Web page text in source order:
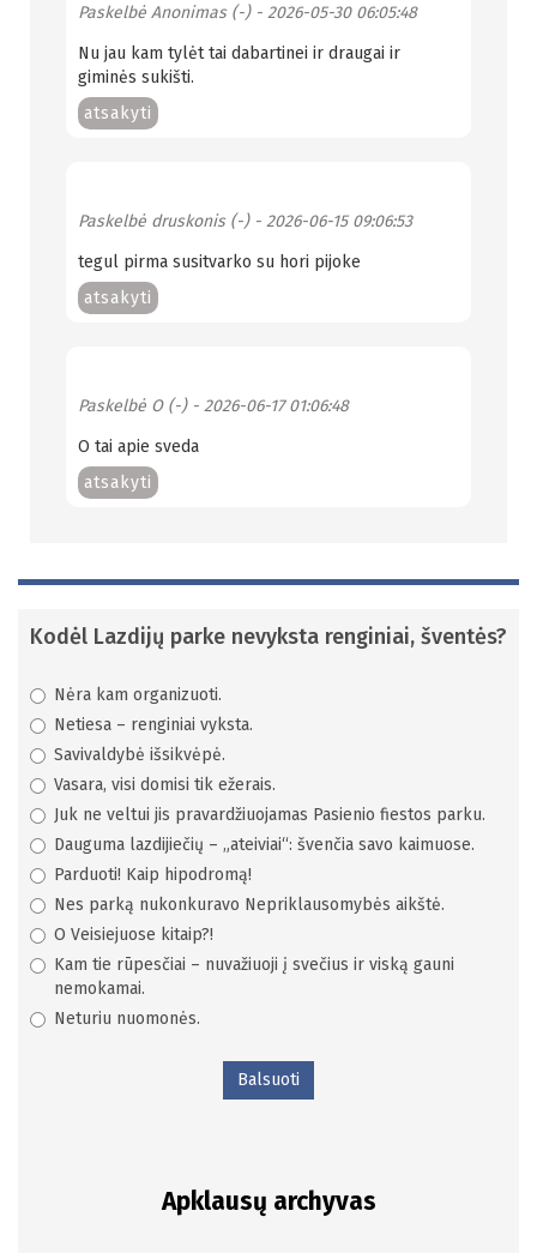
Paskelbė Anonimas (-)- 2026-05-30 06:05:48
Nu jau kam tylėt tai dabartinei ir draugai ir
giminės sukišti.
atsakyti
Paskelbė druskonis (-)- 2026-06-15 09:06:53
tegul pirma susitvarko su hori pijoke
atsakyti
Paskelbė O (-)- 2026-06-17 01:06:48
O tai apie sveda
atsakyti
Kodėl Lazdijų parke nevyksta renginiai, šventės?
Nėra kam organizuoti.
Netiesa – renginiai vyksta.
Savivaldybė išsikvėpė.
Vasara, visi domisi tik ežerais.
Juk ne veltui jis pravardžiuojamas Pasienio fiestos parku.
Dauguma lazdijiečių – „ateiviai“: švenčia savo kaimuose.
Parduoti! Kaip hipodromą!
Nes parką nukonkuravo Nepriklausomybės aikštė.
O Veisiejuose kitaip?!
Kam tie rūpesčiai – nuvažiuoji į svečius ir viską gauni
nemokamai.
Neturiu nuomonės.
Balsuoti
Apklausų archyvas